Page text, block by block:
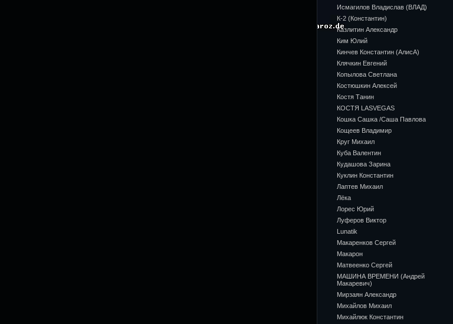
Исмагилов Владислав (ВЛАД)
К-2 (Константин)
Казлитин Александр
Ким Юлий
Кинчев Константин (АлисА)
Клячкин Евгений
Копылова Светлана
Костюшкин Алексей
Костя Танин
КОСТЯ LASVEGAS
Кошка Сашка /Саша Павлова
Кощеев Владимир
Круг Михаил
Куба Валентин
Кудашова Зарина
Куклин Константин
Лаптев Михаил
Лёка
Лорес Юрий
Луферов Виктор
Lunatik
Макаренков Сергей
Макарон
Матвеенко Сергей
МАШИНА ВРЕМЕНИ (Андрей
Макаревич)
Мирзаян Александр
Михайлов Михаил
Михайлюк Константин